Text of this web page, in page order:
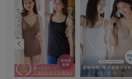
入院準備の持ち物チェック